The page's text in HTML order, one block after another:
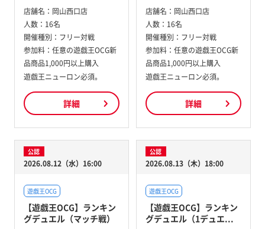
店舗名： 岡山西口店
人数： 16名
開催種別： フリー対戦
参加料： 任意の遊戯王OCG新
品商品1,000円以上購入
遊戯王ニューロン必須。
詳細
店舗名： 岡山西口店
人数： 16名
開催種別： フリー対戦
参加料： 任意の遊戯王OCG新
品商品1,000円以上購入
遊戯王ニューロン必須。
詳細
公認
2026.08.12（水）16:00
遊戯王OCG
【遊戯王OCG】ランキン
グデュエル（マッチ戦）
公認
2026.08.13（木）18:00
遊戯王OCG
【遊戯王OCG】ランキン
グデュエル（1デュエ...